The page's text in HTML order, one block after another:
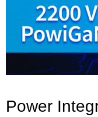
Power